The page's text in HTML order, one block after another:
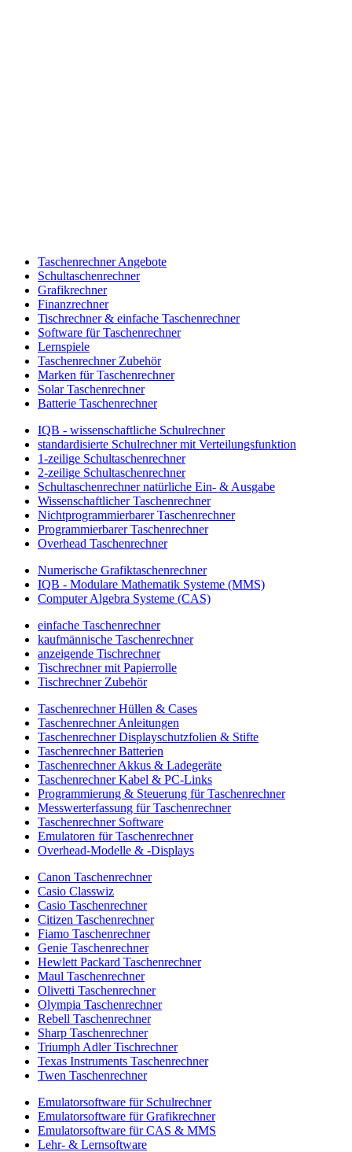
Taschenrechner Angebote
Schultaschenrechner
Grafikrechner
Finanzrechner
Tischrechner & einfache Taschenrechner
Software für Taschenrechner
Lernspiele
Taschenrechner Zubehör
Marken für Taschenrechner
Solar Taschenrechner
Batterie Taschenrechner
IQB - wissenschaftliche Schulrechner
standardisierte Schulrechner mit Verteilungsfunktion
1-zeilige Schultaschenrechner
2-zeilige Schultaschenrechner
Schultaschenrechner natürliche Ein- & Ausgabe
Wissenschaftlicher Taschenrechner
Nichtprogrammierbarer Taschenrechner
Programmierbarer Taschenrechner
Overhead Taschenrechner
Numerische Grafiktaschenrechner
IQB - Modulare Mathematik Systeme (MMS)
Computer Algebra Systeme (CAS)
einfache Taschenrechner
kaufmännische Taschenrechner
anzeigende Tischrechner
Tischrechner mit Papierrolle
Tischrechner Zubehör
Taschenrechner Hüllen & Cases
Taschenrechner Anleitungen
Taschenrechner Displayschutzfolien & Stifte
Taschenrechner Batterien
Taschenrechner Akkus & Ladegeräte
Taschenrechner Kabel & PC-Links
Programmierung & Steuerung für Taschenrechner
Messwerterfassung für Taschenrechner
Taschenrechner Software
Emulatoren für Taschenrechner
Overhead-Modelle & -Displays
Canon Taschenrechner
Casio Classwiz
Casio Taschenrechner
Citizen Taschenrechner
Fiamo Taschenrechner
Genie Taschenrechner
Hewlett Packard Taschenrechner
Maul Taschenrechner
Olivetti Taschenrechner
Olympia Taschenrechner
Rebell Taschenrechner
Sharp Taschenrechner
Triumph Adler Tischrechner
Texas Instruments Taschenrechner
Twen Taschenrechner
Emulatorsoftware für Schulrechner
Emulatorsoftware für Grafikrechner
Emulatorsoftware für CAS & MMS
Lehr- & Lernsoftware